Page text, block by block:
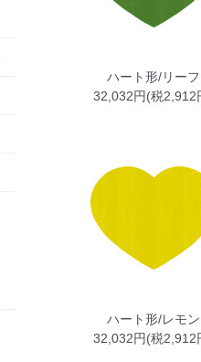
ハート形/リーフ
32,032円(税2,912
ハート形/レモン
32,032円(税2,912